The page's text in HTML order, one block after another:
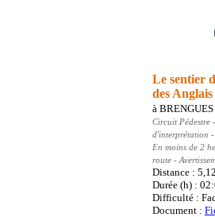
Le sentier
des Anglais
à BRENGUES
Circuit Pédestre
d'interprétation -
En moins de 2
route -
Distance :
Durée (h) :
Difficulté :
Document :